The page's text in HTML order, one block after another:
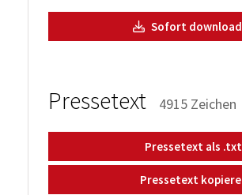
Sofort
Pressetext 4915 Zeichen
Pressetext als .txt
Pressetext